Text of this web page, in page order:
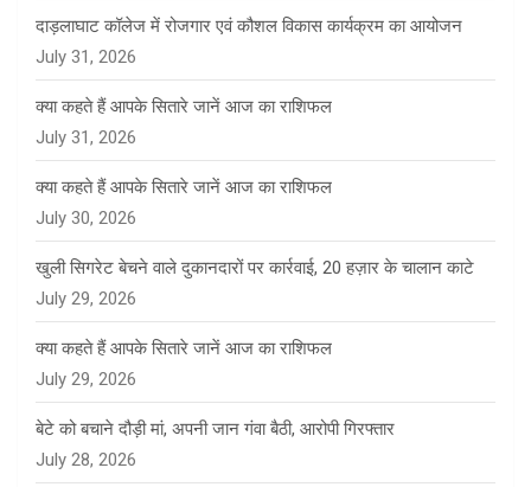
दाड़लाघाट कॉलेज में रोजगार एवं कौशल विकास कार्यक्रम का आयोजन
July 31, 2026
क्या कहते हैं आपके सितारे जानें आज का राशिफल
July 31, 2026
क्या कहते हैं आपके सितारे जानें आज का राशिफल
July 30, 2026
खुली सिगरेट बेचने वाले दुकानदारों पर कार्रवाई, 20 हज़ार के चालान काटे
July 29, 2026
क्या कहते हैं आपके सितारे जानें आज का राशिफल
July 29, 2026
बेटे को बचाने दौड़ी मां, अपनी जान गंवा बैठी, आरोपी गिरफ्तार
July 28, 2026